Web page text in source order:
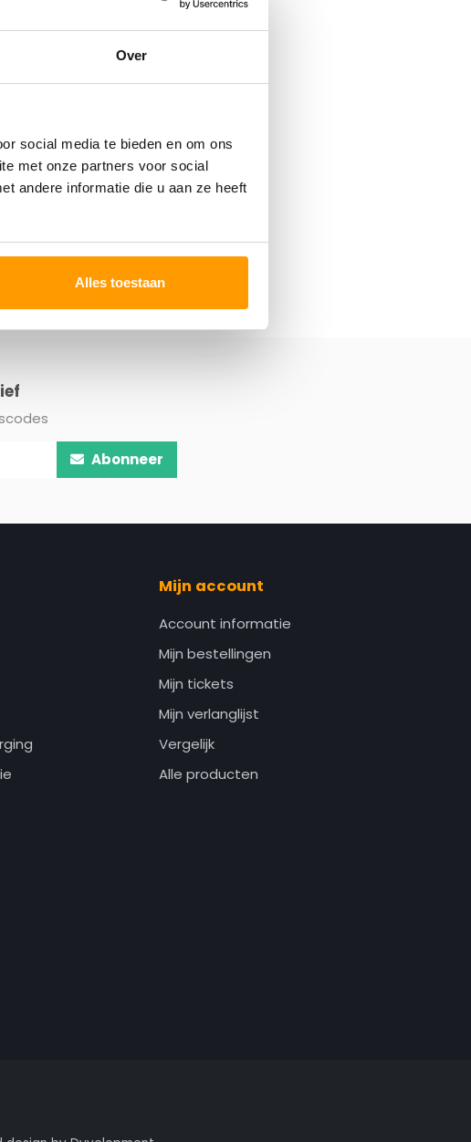
Over
social media te bieden en om ons
met onze partners voor social
andere informatie die u aan ze heeft
Alles toestaan
Abonneer
Mijn account
Account informatie
Mijn bestellingen
Mijn tickets
Mijn verlanglijst
Vergelijk
Alle producten